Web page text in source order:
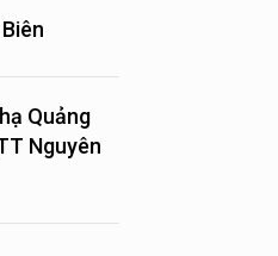
Quảng
Nguyên